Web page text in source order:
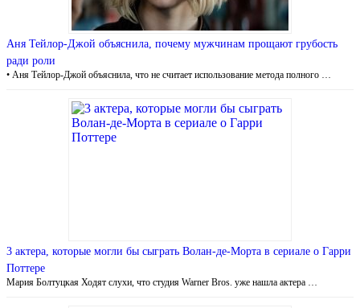
Аня Тейлор-Джой объяснила, почему мужчинам прощают грубость
ради роли
• Аня Тейлор-Джой объяснила, что не считает использование метода полного …
3 актера, которые могли бы сыграть Волан-де-Морта в сериале о Гарри
Поттере
Мария Болтуцкая Ходят слухи, что студия Warner Bros. уже нашла актера …